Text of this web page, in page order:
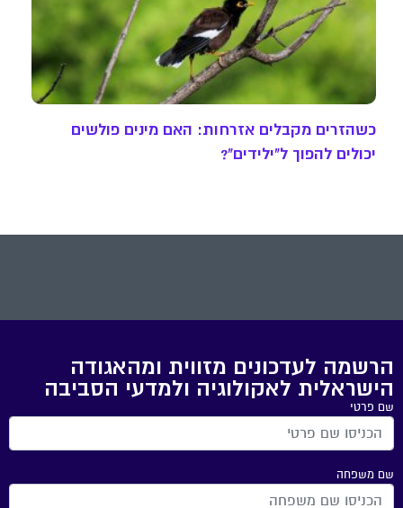
כשהזרים מקבלים אזרחות: האם מינים פולשים
יכולים להפוך ל"ילידים"?
הרשמה לעדכונים מזווית ומהאגודה
הישראלית לאקולוגיה ולמדעי הסביבה
שם פרטי
שם משפחה